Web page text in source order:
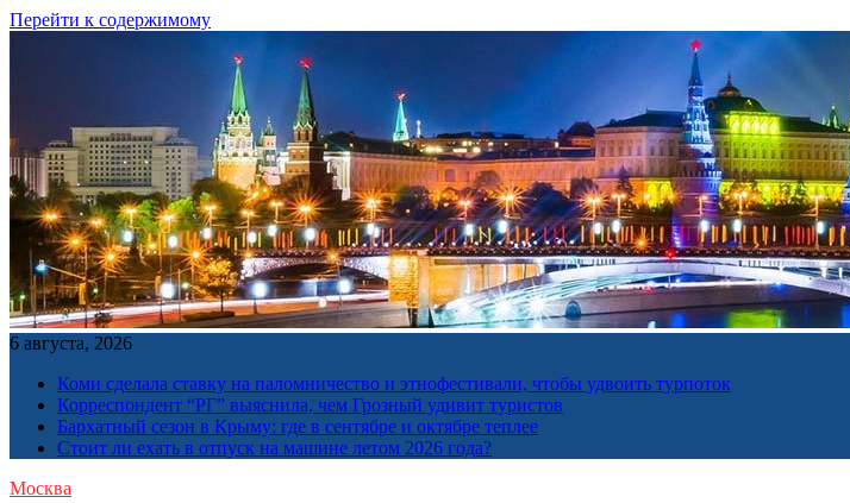
Перейти к содержимому
6 августа, 2026
Коми сделала ставку на паломничество и этнофестивали, чтобы удвоить турпоток
Корреспондент “РГ” выяснила, чем Грозный удивит туристов
Бархатный сезон в Крыму: где в сентябре и октябре теплее
Стоит ли ехать в отпуск на машине летом 2026 года?
Москва